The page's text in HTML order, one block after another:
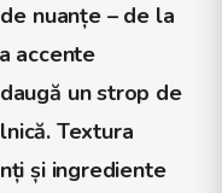
nuanțe – de la
accente
un strop de
Textura
și ingrediente